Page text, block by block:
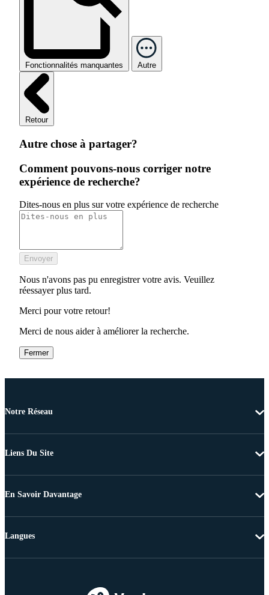
Fonctionnalités manquantes Autre
Retour
Autre chose à partager?
Comment pouvons-nous corriger notre
expérience de recherche?
Dites-nous en plus sur votre expérience de recherche
Envoyer
Nous n'avons pas pu enregistrer votre avis. Veuillez
réessayer plus tard.
Merci pour votre retour!
Merci de nous aider à améliorer la recherche.
Fermer
Notre Réseau
Liens Du Site
En Savoir Davantage
Langues